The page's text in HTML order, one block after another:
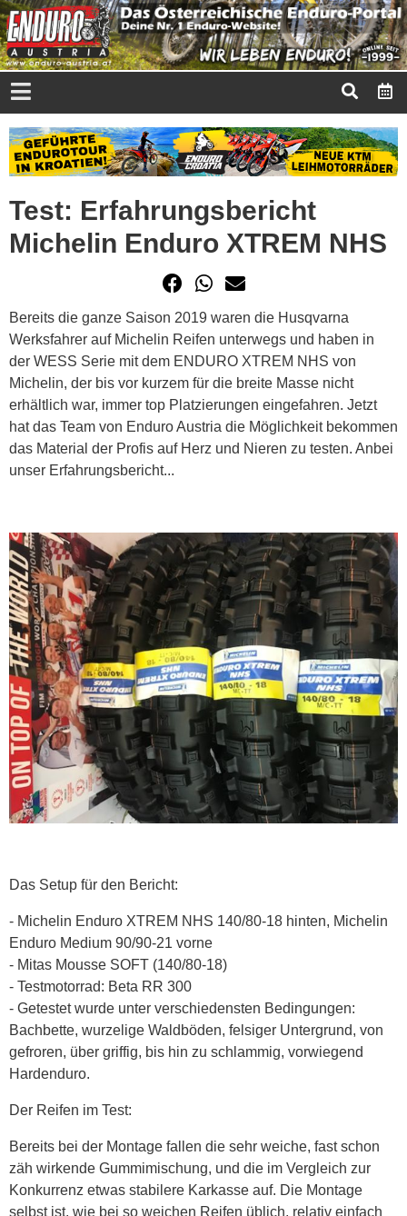
Test: Erfahrungsbericht
Michelin Enduro XTREM NHS
Bereits die ganze Saison 2019 waren die Husqvarna
Werksfahrer auf Michelin Reifen unterwegs und haben in
der WESS Serie mit dem ENDURO XTREM NHS von
Michelin, der bis vor kurzem für die breite Masse nicht
erhältlich war, immer top Platzierungen eingefahren. Jetzt
hat das Team von Enduro Austria die Möglichkeit bekommen
das Material der Profis auf Herz und Nieren zu testen. Anbei
unser Erfahrungsbericht...
Das Setup für den Bericht:
- Michelin Enduro XTREM NHS 140/80-18 hinten, Michelin
Enduro Medium 90/90-21 vorne
- Mitas Mousse SOFT (140/80-18)
- Testmotorrad: Beta RR 300
- Getestet wurde unter verschiedensten Bedingungen:
Bachbette, wurzelige Waldböden, felsiger Untergrund, von
gefroren, über griffig, bis hin zu schlammig, vorwiegend
Hardenduro.
Der Reifen im Test:
Bereits bei der Montage fallen die sehr weiche, fast schon
zäh wirkende Gummimischung, und die im Vergleich zur
Konkurrenz etwas stabilere Karkasse auf. Die Montage
selbst ist, wie bei so weichen Reifen üblich, relativ einfach